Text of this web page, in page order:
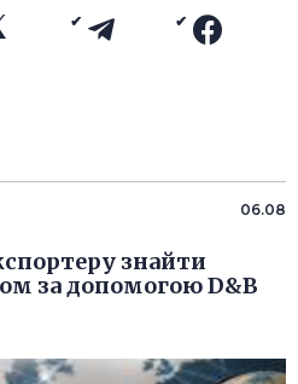
06.08
знайти
за допомогою D&B